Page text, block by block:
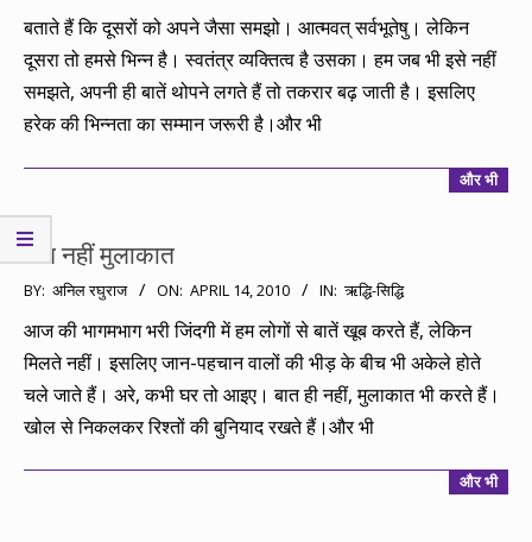
बताते हैं कि दूसरों को अपने जैसा समझो। आत्मवत् सर्वभूतेषु। लेकिन
दूसरा तो हमसे भिन्न है। स्वतंत्र व्यक्तित्व है उसका। हम जब भी इसे नहीं
समझते, अपनी ही बातें थोपने लगते हैं तो तकरार बढ़ जाती है। इसलिए
हरेक की भिन्नता का सम्मान जरूरी है।और भी
और भी
बात नहीं मुलाकात
2010-
14
BY: अनिल रघुराज ON: APRIL 14, 2010 IN: ऋद्धि-सिद्धि
आज की भागमभाग भरी जिंदगी में हम लोगों से बातें खूब करते हैं, लेकिन
मिलते नहीं। इसलिए जान-पहचान वालों की भीड़ के बीच भी अकेले होते
चले जाते हैं। अरे, कभी घर तो आइए। बात ही नहीं, मुलाकात भी करते हैं।
खोल से निकलकर रिश्तों की बुनियाद रखते हैं।और भी
और भी